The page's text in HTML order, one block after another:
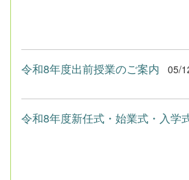
令和8年度出前授業のご案内 05/
令和8年度新任式・始業式・入学